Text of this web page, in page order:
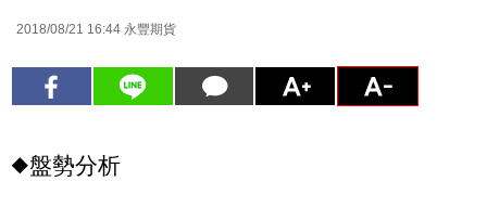
2018/08/21 16:44 永豐期貨
◆盤勢分析